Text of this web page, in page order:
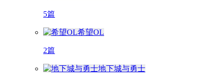
5篇
希望OL
2篇
地下城与勇士